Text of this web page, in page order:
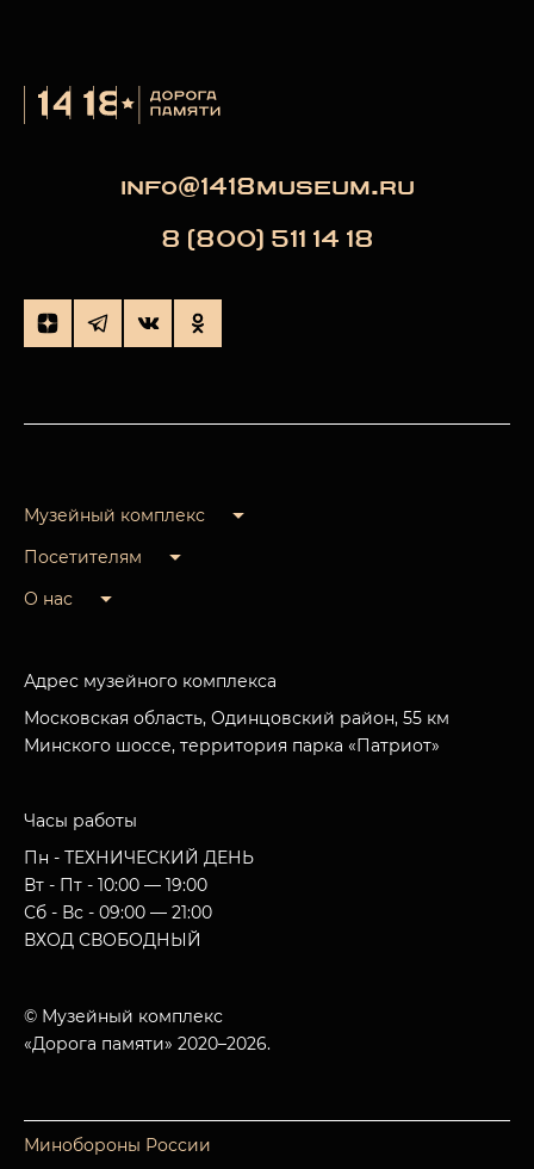
info@1418museum.ru
8 (800) 511 14 18
Музейный комплекс
Посетителям
О нас
Адрес музейного комплекса
Московская область, Одинцовский район, 55 км
Минского шоссе, территория парка «Патриот»
Часы работы
Пн - ТЕХНИЧЕСКИЙ ДЕНЬ
Вт - Пт - 10:00 — 19:00
Сб - Вс - 09:00 — 21:00
ВХОД СВОБОДНЫЙ
© Музейный комплекс
«Дорога памяти» 2020–2026.
Минобороны России